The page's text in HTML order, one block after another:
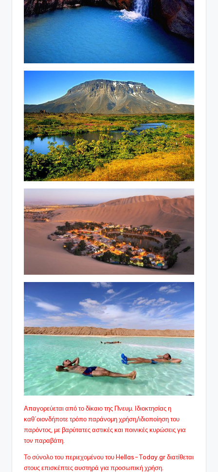
Απαγορεύεται από το δίκαιο της Πνευμ. Ιδιοκτησίας η
καθ΄οιονδήποτε τρόπο παράνομη χρήση/ιδιοποίηση του
παρόντος, με βαρύτατες αστικές και ποινικές κυρώσεις για
τον παραβάτη.
Το σύνολο του περιεχομένου του Hellas-Today.gr διατίθεται
στους επισκέπτες αυστηρά για προσωπική χρήση.